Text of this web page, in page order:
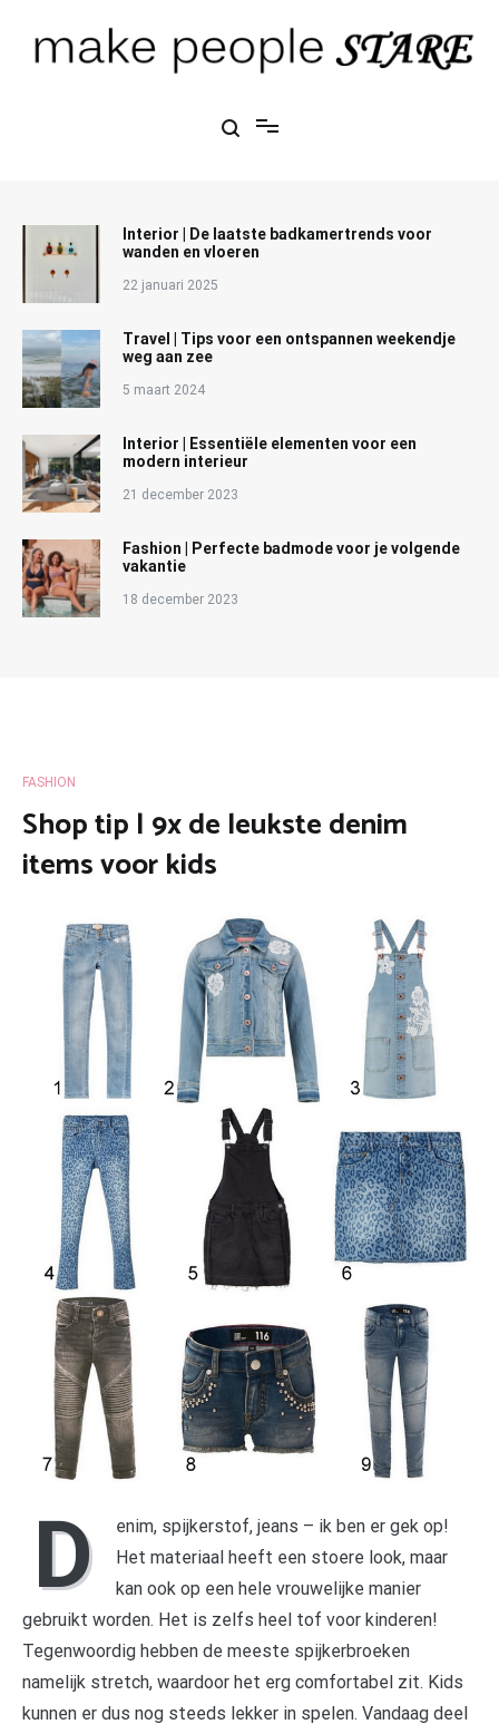
Interior | De laatste badkamertrends voor
wanden en vloeren
22 januari 2025
Travel | Tips voor een ontspannen weekendje
weg aan zee
5 maart 2024
Interior | Essentiële elementen voor een
modern interieur
21 december 2023
Fashion | Perfecte badmode voor je volgende
vakantie
18 december 2023
FASHION
Shop tip | 9x de leukste denim
items voor kids
D
enim, spijkerstof, jeans – ik ben er gek op!
Het materiaal heeft een stoere look, maar
kan ook op een hele vrouwelijke manier
gebruikt worden. Het is zelfs heel tof voor kinderen!
Tegenwoordig hebben de meeste spijkerbroeken
namelijk stretch, waardoor het erg comfortabel zit. Kids
kunnen er dus nog steeds lekker in spelen. Vandaag deel